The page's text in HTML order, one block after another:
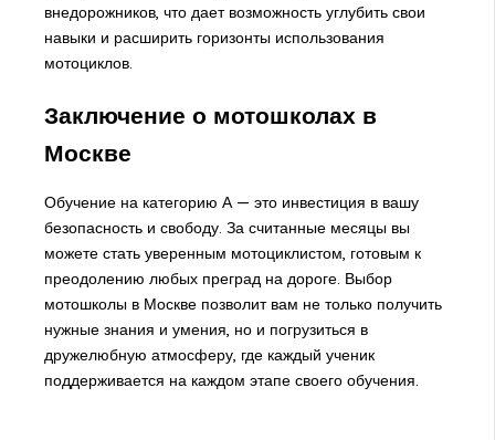
внедорожников, что дает возможность углубить свои
навыки и расширить горизонты использования
мотоциклов.
Заключение о мотошколах в
Москве
Обучение на категорию А — это инвестиция в вашу
безопасность и свободу. За считанные месяцы вы
можете стать уверенным мотоциклистом, готовым к
преодолению любых преград на дороге. Выбор
мотошколы в Москве позволит вам не только получить
нужные знания и умения, но и погрузиться в
дружелюбную атмосферу, где каждый ученик
поддерживается на каждом этапе своего обучения.